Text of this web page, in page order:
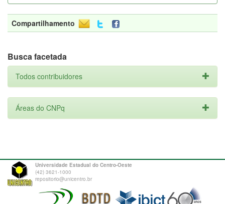
Compartilhamento
Busca facetada
Todos contribuidores
Áreas do CNPq
Universidade Estadual do Centro-Oeste
(42) 3621-1000
repositorio@unicentro.br